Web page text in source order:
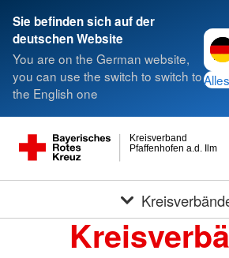
Sie befinden sich auf der
deutschen Website
You are on the German website,
you can use the switch to switch to
the English one
Pfaffenhofen a.d. Ilm
Kreisverband